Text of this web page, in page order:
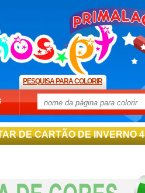
PESQUISA PARA COLORIR
DE CARTÃO DE INVERNO 4